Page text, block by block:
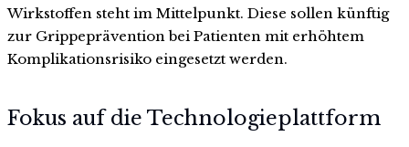
Wirkstoffen steht im Mittelpunkt. Diese sollen künftig
zur Grippeprävention bei Patienten mit erhöhtem
Komplikationsrisiko eingesetzt werden.
Fokus auf die Technologieplattform